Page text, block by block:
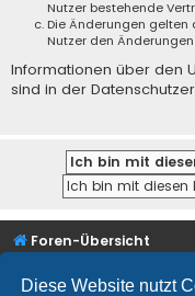
Diese Website nutzt
Nutzer bestehende
Die Änderungen
Nutzer den
Informationen über den
sind in der
Foren-Übersicht
Bei den Links zu Shops